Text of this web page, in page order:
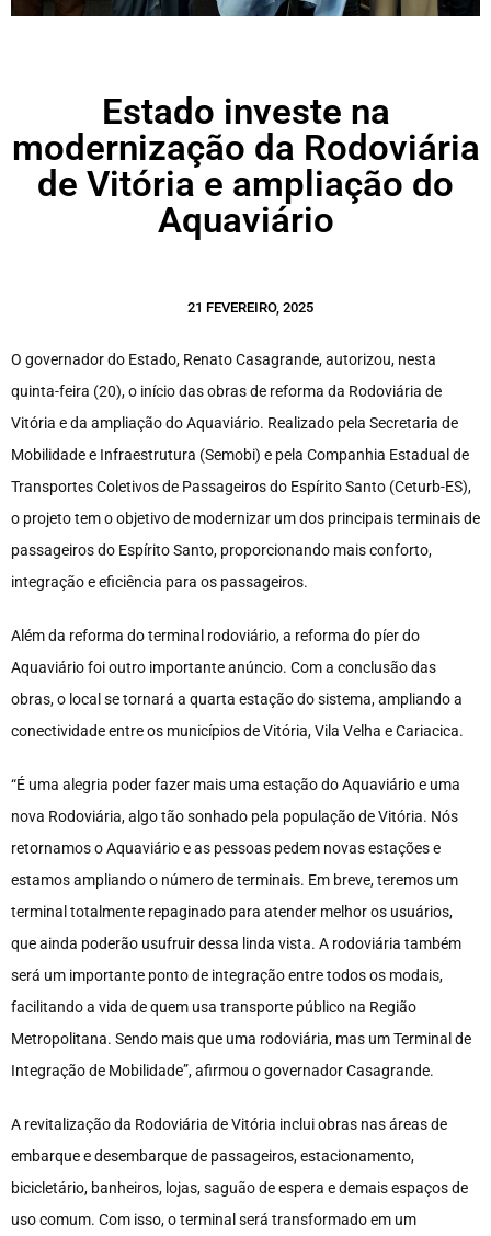
Estado investe na
modernização da Rodoviária
de Vitória e ampliação do
Aquaviário
21 FEVEREIRO, 2025
O governador do Estado, Renato Casagrande, autorizou, nesta
quinta-feira (20), o início das obras de reforma da Rodoviária de
Vitória e da ampliação do Aquaviário. Realizado pela Secretaria de
Mobilidade e Infraestrutura (Semobi) e pela Companhia Estadual de
Transportes Coletivos de Passageiros do Espírito Santo (Ceturb-ES),
o projeto tem o objetivo de modernizar um dos principais terminais de
passageiros do Espírito Santo, proporcionando mais conforto,
integração e eficiência para os passageiros.
Além da reforma do terminal rodoviário, a reforma do píer do
Aquaviário foi outro importante anúncio. Com a conclusão das
obras, o local se tornará a quarta estação do sistema, ampliando a
conectividade entre os municípios de Vitória, Vila Velha e Cariacica.
“É uma alegria poder fazer mais uma estação do Aquaviário e uma
nova Rodoviária, algo tão sonhado pela população de Vitória. Nós
retornamos o Aquaviário e as pessoas pedem novas estações e
estamos ampliando o número de terminais. Em breve, teremos um
terminal totalmente repaginado para atender melhor os usuários,
que ainda poderão usufruir dessa linda vista. A rodoviária também
será um importante ponto de integração entre todos os modais,
facilitando a vida de quem usa transporte público na Região
Metropolitana. Sendo mais que uma rodoviária, mas um Terminal de
Integração de Mobilidade”, afirmou o governador Casagrande.
A revitalização da Rodoviária de Vitória inclui obras nas áreas de
embarque e desembarque de passageiros, estacionamento,
bicicletário, banheiros, lojas, saguão de espera e demais espaços de
uso comum. Com isso, o terminal será transformado em um